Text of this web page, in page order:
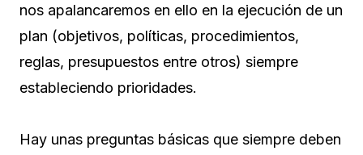
nos apalancaremos en ello en la ejecución de un
plan (objetivos, políticas, procedimientos,
reglas, presupuestos entre otros) siempre
estableciendo prioridades.
Hay unas preguntas básicas que siempre deben